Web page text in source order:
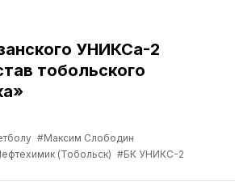
УНИКСа-2
тобольского
#Максим Слободин
(Тобольск) #БК УНИКС-2